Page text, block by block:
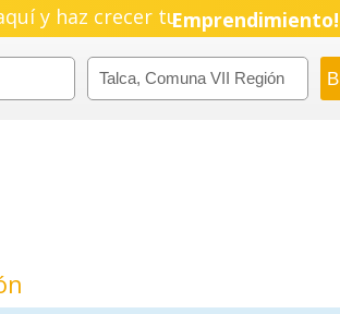
y haz crecer tuPyme!
Emprendimiento!